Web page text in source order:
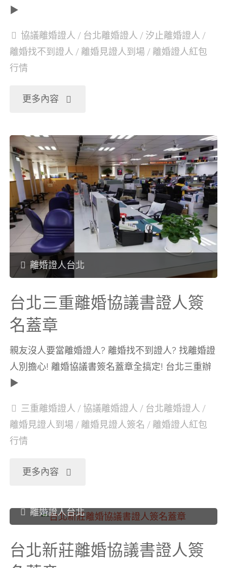
證
簽
名
蓋
章"
▶
協議離婚證人 / 台北離婚證人 / 汐止離婚證人 /
離婚找不到證人 / 離婚見證人到場/ 離婚證人紅包
行情
更多內容 "台
汐
止
離
婚
協
證
人
名
離婚證人台北
台北三重離婚協議書證人簽
名蓋章
親友沒人要當離婚證人? 離婚找不到證人? 找離婚證
人別擔心! 離婚協議書簽名蓋章全搞定! 台北三重辦
▶
三重離婚證人 / 協議離婚證人 / 台北離婚證人 /
離婚見證人到場/ 離婚見證人簽名 / 離婚證人紅包
行情
更多內容 "台
三
重
離婚證人台北
台北新莊離婚協議書證人簽